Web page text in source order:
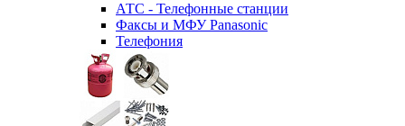
АТС - Телефонные станции
Факсы и МФУ Panasonic
Телефония